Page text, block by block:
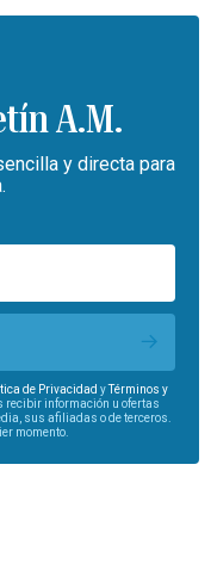
A.M.
y directa para
de Privacidad yTérminos y
recibir información u ofertas
sus afiliadas o de terceros.
momento.